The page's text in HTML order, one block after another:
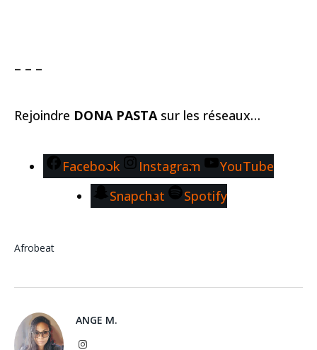
– – –
Rejoindre DONA PASTAsur les réseaux…
Facebook Instagram
YouTube
Snapchat
Spotify
Afrobeat
ANGE M.
Instagram